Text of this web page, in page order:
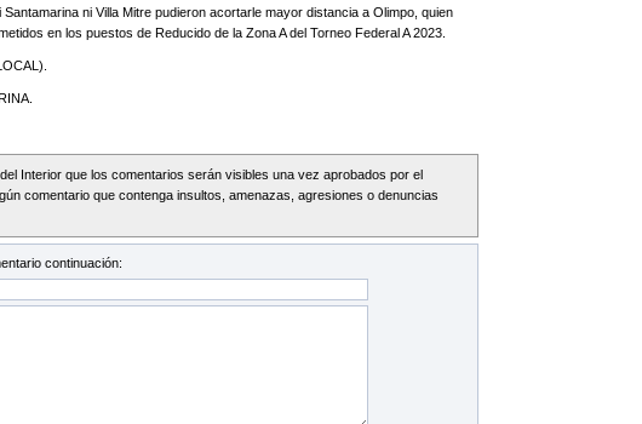
ni Villa Mitre pudieron acortarle mayor distancia a Olimpo, quien
en los puestos de Reducido de la Zona A del Torneo Federal A 2023.
Interior que los comentarios serán visibles una vez aprobados por el
comentario que contenga insultos, amenazas, agresiones o denuncias
continuación: